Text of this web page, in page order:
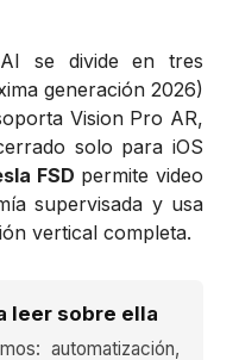
AI se divide en tres
generación 2026)
Vision Pro AR,
solo para iOS
FSD permite video
supervisada y usa
vertical completa.
leer sobre ella
automatización,